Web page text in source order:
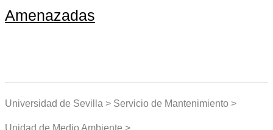
Amenazadas
Universidad de Sevilla > Servicio de Mantenimiento >
Unidad de Medio Ambiente >